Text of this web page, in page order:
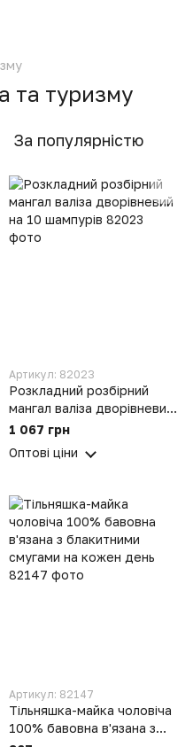
та туризму
За популярністю
Артикул: 82023
Розкладний розбірний
мангал валіза дворівневий
на 10 шампурів
1 067 грн
Оптові ціни
Артикул: 82147
Тільняшка-майка чоловіча
100% бавовна в'язана з